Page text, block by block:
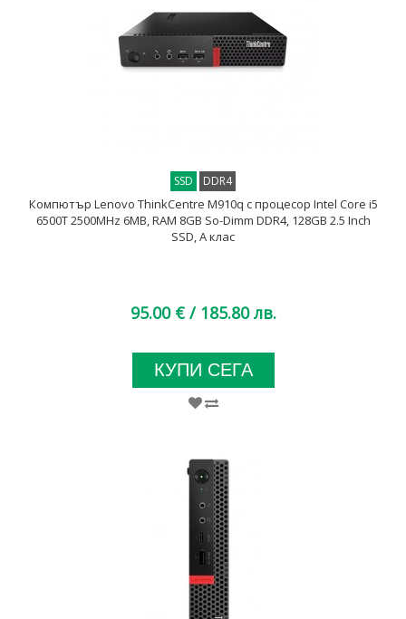
SSD DDR4
Компютър Lenovo ThinkCentre M910q с процесор Intel Core i5
6500T 2500MHz 6MB, RAM 8GB So-Dimm DDR4, 128GB 2.5 Inch
SSD, A клас
95.00 € / 185.80 лв.
КУПИ СЕГА